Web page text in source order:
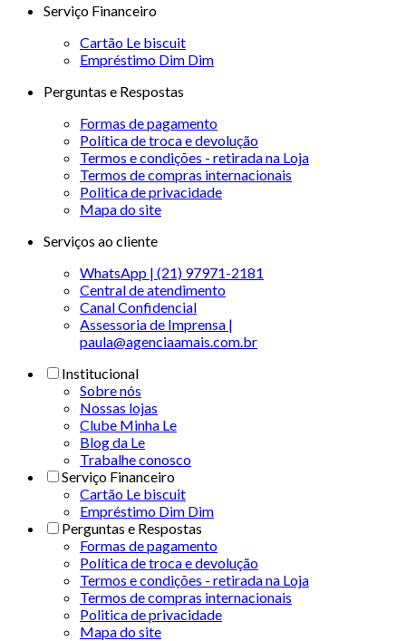
Serviço Financeiro
Cartão Le biscuit
Empréstimo Dim Dim
Perguntas e Respostas
Formas de pagamento
Política de troca e devolução
Termos e condições - retirada na Loja
Termos de compras internacionais
Politica de privacidade
Mapa do site
Serviços ao cliente
WhatsApp | (21) 97971-2181
Central de atendimento
Canal Confidencial
Assessoria de Imprensa |
paula@agenciaamais.com.br
Institucional
Sobre nós
Nossas lojas
Clube Minha Le
Blog da Le
Trabalhe conosco
Serviço Financeiro
Cartão Le biscuit
Empréstimo Dim Dim
Perguntas e Respostas
Formas de pagamento
Política de troca e devolução
Termos e condições - retirada na Loja
Termos de compras internacionais
Politica de privacidade
Mapa do site